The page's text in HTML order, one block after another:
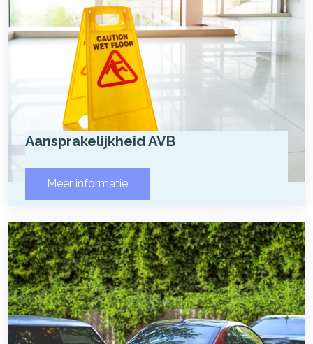
Aansprakelijkheid AVB
Meer informatie